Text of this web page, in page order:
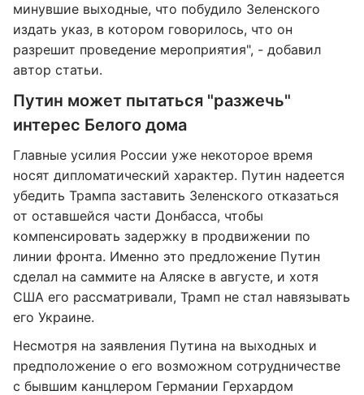
минувшие выходные, что побудило Зеленского
издать указ, в котором говорилось, что он
разрешит проведение мероприятия", - добавил
автор статьи.
Путин может пытаться "разжечь"
интерес Белого дома
Главные усилия России уже некоторое время
носят дипломатический характер. Путин надеется
убедить Трампа заставить Зеленского отказаться
от оставшейся части Донбасса, чтобы
компенсировать задержку в продвижении по
линии фронта. Именно это предложение Путин
сделал на саммите на Аляске в августе, и хотя
США его рассматривали, Трамп не стал навязывать
его Украине.
Несмотря на заявления Путина на выходных и
предположение о его возможном сотрудничестве
с бывшим канцлером Германии Герхардом